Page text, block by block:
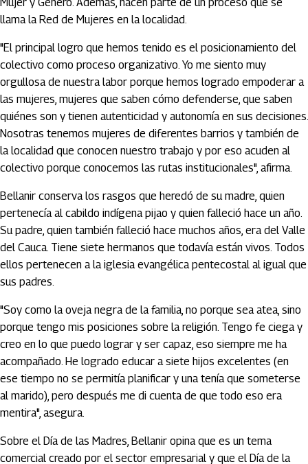
Mujer y Género. Además, hacen parte de un proceso que se
llama la Red de Mujeres en la localidad.
"El principal logro que hemos tenido es el posicionamiento del
colectivo como proceso organizativo. Yo me siento muy
orgullosa de nuestra labor porque hemos logrado empoderar a
las mujeres, mujeres que saben cómo defenderse, que saben
quiénes son y tienen autenticidad y autonomía en sus decisiones.
Nosotras tenemos mujeres de diferentes barrios y también de
la localidad que conocen nuestro trabajo y por eso acuden al
colectivo porque conocemos las rutas institucionales", afirma.
Bellanir conserva los rasgos que heredó de su madre, quien
pertenecía al cabildo indígena pijao y quien falleció hace un año.
Su padre, quien también falleció hace muchos años, era del Valle
del Cauca. Tiene siete hermanos que todavía están vivos. Todos
ellos pertenecen a la iglesia evangélica pentecostal al igual que
sus padres.
"Soy como la oveja negra de la familia, no porque sea atea, sino
porque tengo mis posiciones sobre la religión. Tengo fe ciega y
creo en lo que puedo lograr y ser capaz, eso siempre me ha
acompañado. He logrado educar a siete hijos excelentes (en
ese tiempo no se permitía planificar y una tenía que someterse
al marido), pero después me di cuenta de que todo eso era
mentira", asegura.
Sobre el Día de las Madres, Bellanir opina que es un tema
comercial creado por el sector empresarial y que el Día de la